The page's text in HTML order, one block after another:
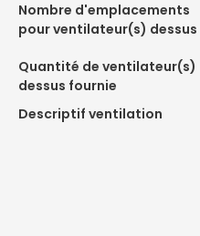
Nombre d'emplacements
pour ventilateur(s) dessus
Quantité de ventilateur(s)
dessus fournie
Descriptif ventilation